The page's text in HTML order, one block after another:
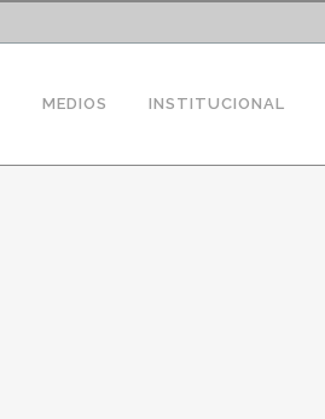
MEDIOS INSTITUCIONAL